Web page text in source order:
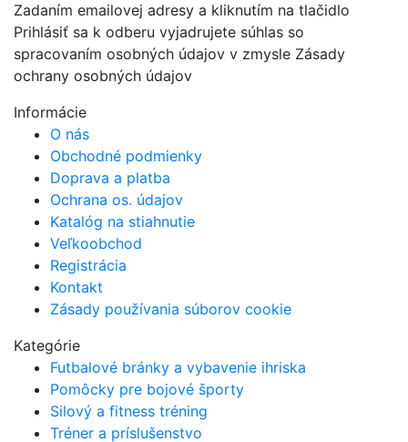
Zadaním emailovej adresy a kliknutím na tlačidlo
Prihlásiť sa k odberu vyjadrujete súhlas so
spracovaním osobných údajov v zmysle Zásady
ochrany osobných údajov
Informácie
O nás
Obchodné podmienky
Doprava a platba
Ochrana os. údajov
Katalóg na stiahnutie
Veľkoobchod
Registrácia
Kontakt
Zásady používania súborov cookie
Kategórie
Futbalové bránky a vybavenie ihriska
Pomôcky pre bojové športy
Silový a fitness tréning
Tréner a príslušenstvo